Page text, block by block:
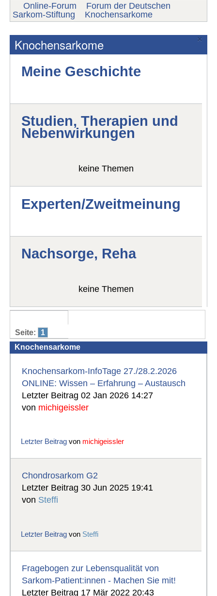
Online-Forum
Forum der Deutschen
Sarkom-Stiftung
Knochensarkome
×
Knochensarkome
Meine Geschichte
Studien, Therapien und
Nebenwirkungen
keine Themen
Experten/Zweitmeinung
Nachsorge, Reha
keine Themen
Seite:
1
Knochensarkome
Knochensarkom-InfoTage 27./28.2.2026
ONLINE: Wissen – Erfahrung – Austausch
Letzter Beitrag 02 Jan 2026 14:27
von michigeissler
Letzter Beitrag von michigeissler
Chondrosarkom G2
Letzter Beitrag 30 Jun 2025 19:41
von Steffi
Letzter Beitrag von Steffi
Fragebogen zur Lebensqualität von
Sarkom-Patient:innen - Machen Sie mit!
Letzter Beitrag 17 Mär 2022 20:43